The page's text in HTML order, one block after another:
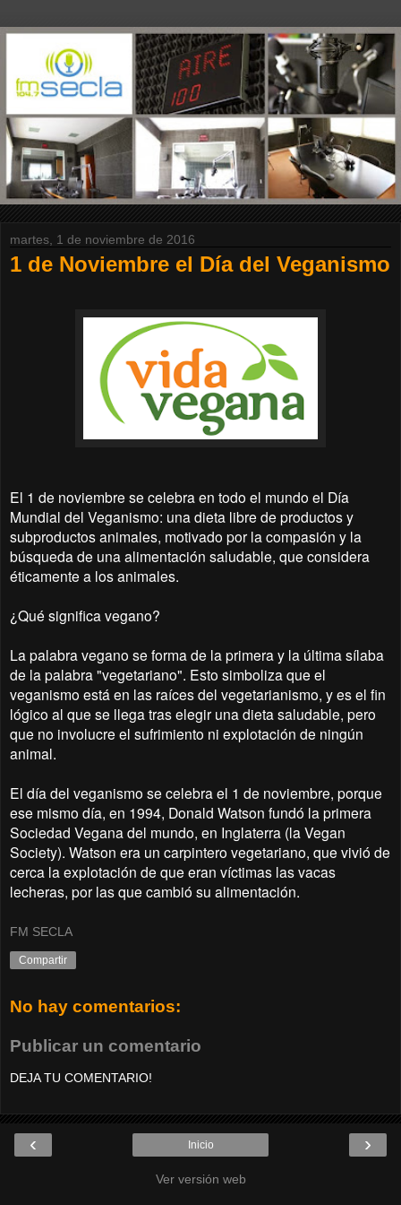
martes, 1 de noviembre de 2016
1 de Noviembre el Día del Veganismo
El 1 de noviembre se celebra en todo el mundo el Día
Mundial del Veganismo: una dieta libre de productos y
subproductos animales, motivado por la compasión y la
búsqueda de una alimentación saludable, que considera
éticamente a los animales.
¿Qué significa vegano?
La palabra vegano se forma de la primera y la última sílaba
de la palabra "vegetariano". Esto simboliza que el
veganismo está en las raíces del vegetarianismo, y es el fin
lógico al que se llega tras elegir una dieta saludable, pero
que no involucre el sufrimiento ni explotación de ningún
animal.
El día del veganismo se celebra el 1 de noviembre, porque
ese mismo día, en 1994, Donald Watson fundó la primera
Sociedad Vegana del mundo, en Inglaterra (la Vegan
Society). Watson era un carpintero vegetariano, que vivió de
cerca la explotación de que eran víctimas las vacas
lecheras, por las que cambió su alimentación.
FM SECLA
Compartir
No hay comentarios:
Publicar un comentario
DEJA TU COMENTARIO!
‹ ›
Inicio
Ver versión web